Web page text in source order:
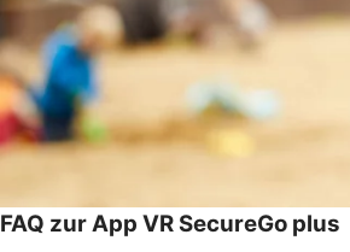
FAQ zur App VR SecureGo plus